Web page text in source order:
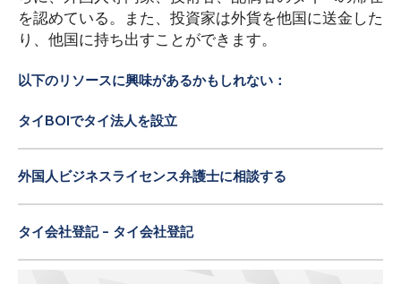
を認めている。また、投資家は外貨を他国に送金した
り、他国に持ち出すことができます。
以下のリソースに興味があるかもしれない：
タイBOIでタイ法人を設立
外国人ビジネスライセンス弁護士に相談する
タイ会社登記 - タイ会社登記